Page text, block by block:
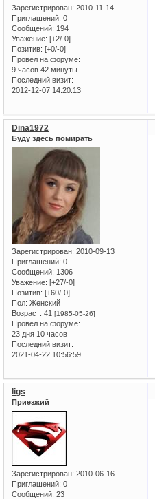
Зарегистрирован: 2010-11-14
Приглашений: 0
Сообщений: 194
Уважение: [+2/-0]
Позитив: [+0/-0]
Провел на форуме:
9 часов 42 минуты
Последний визит:
2012-12-07 14:20:13
Dina1972
Буду здесь помирать
Зарегистрирован: 2010-09-13
Приглашений: 0
Сообщений: 1306
Уважение: [+27/-0]
Позитив: [+60/-0]
Пол: Женский
Возраст: 41 [1985-05-26]
Провел на форуме:
23 дня 10 часов
Последний визит:
2021-04-22 10:56:59
ligs
Приезжий
Зарегистрирован: 2010-06-16
Приглашений: 0
Сообщений: 23